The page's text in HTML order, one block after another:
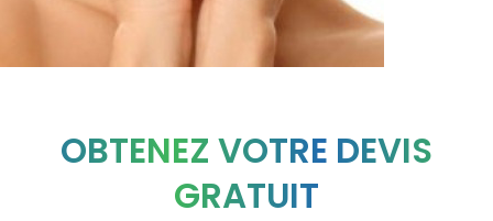
OBTENEZ VOTRE DEVIS
GRATUIT